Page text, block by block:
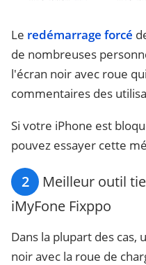
Le redémarrage forcé
de nombreuses
l'écran noir avec roue
commentaires des
Si votre iPhone est
pouvez essayer cette
2
Meilleur outil
iMyFone Fixppo
Dans la plupart des cas,
noir avec la roue de